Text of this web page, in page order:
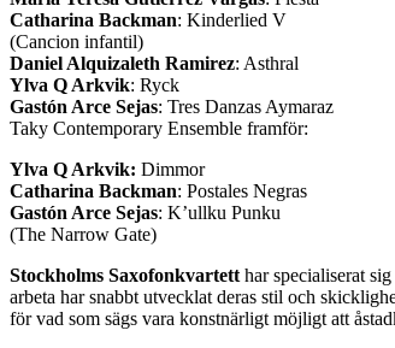
Catharina Backman: Kinderlied V
(Cancion infantil)
Daniel Alquizaleth Ramirez: Asthral
Ylva Q Arkvik: Ryck
Gastón Arce Sejas: Tres Danzas Aymaraz
Taky Contemporary Ensemble framför:
Ylva Q Arkvik: Dimmor
Catharina Backman: Postales Negras
Gastón Arce Sejas: K’ullku Punku
(The Narrow Gate)
Stockholms Saxofonkvartett har specialiserat
arbeta har snabbt utvecklat deras stil och
för vad som sägs vara konstnärligt möjligt att